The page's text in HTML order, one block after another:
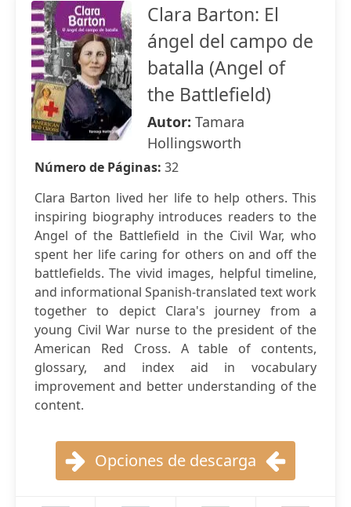
Clara Barton: El
ángel del campo de
batalla (Angel of
the Battlefield)
Autor: Tamara
Hollingsworth
Número de Páginas: 32
Clara Barton lived her life to help others. This
inspiring biography introduces readers to the
Angel of the Battlefield in the Civil War, who
spent her life caring for others on and off the
battlefields. The vivid images, helpful timeline,
and informational Spanish-translated text work
together to depict Clara's journey from a
young Civil War nurse to the president of the
American Red Cross. A table of contents,
glossary, and index aid in vocabulary
improvement and better understanding of the
content.
Opciones de descarga